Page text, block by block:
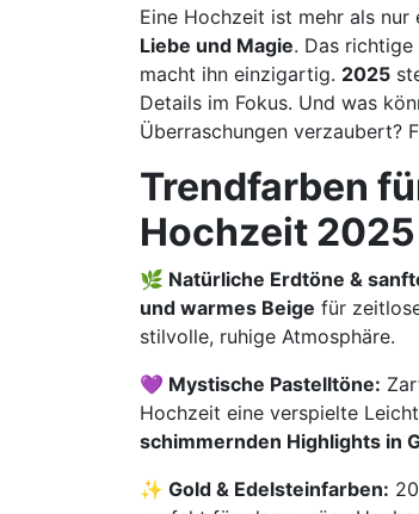
Eine Hochzeit ist mehr als nur
Liebe und Magie. Das
macht ihn einzigartig. 2025
Details im Fokus. Und was
Überraschungen verzaubert?
Trendfarben
Hochzeit 2025
🌿 Natürliche Erdtöne &
und warmes Beige für
stilvolle, ruhige Atmosphäre.
💜 Mystische Pastelltöne:
Hochzeit eine verspielte
schimmernden Highlights in
✨ Gold & Edelsteinfarben: